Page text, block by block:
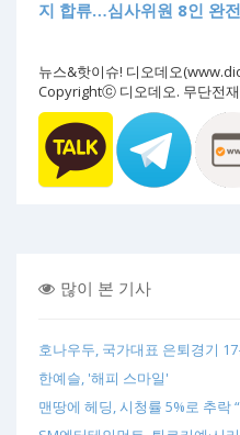
지 합류…심사위원 8인 완
뉴스&핫이슈! 디오데오
Copyrightⓒ 디오데오. 무단전
많이 본 기사
호나우두, 국가대표 은퇴경기
한예슬, '해피 스마일'
맨땅에 헤딩, 시청률 5%로 추락